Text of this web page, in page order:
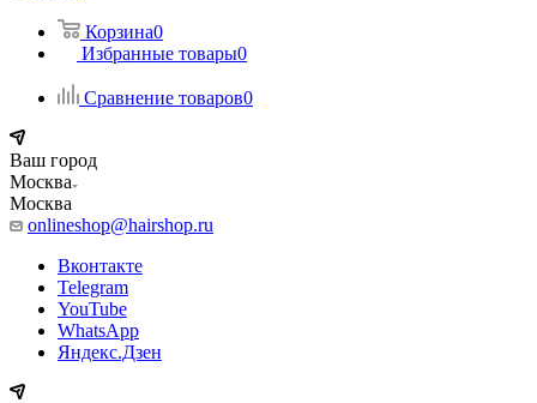
Корзина0
Избранные товары0
Сравнение товаров0
Ваш город
Москва
Москва
onlineshop@hairshop.ru
Вконтакте
Telegram
YouTube
WhatsApp
Яндекс.Дзен